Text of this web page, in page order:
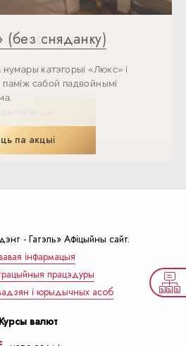
(без сняданку)
катэгорыі «Люкс» і
сабой падвойнымі
па акцыі
сняданку
(FAMILY -)
(без сняданку)
катэгорыі «Люкс» і
сабой падвойнымі
па акцыі
сняданку
(FAMILY -)
- Гатэль» Афіцыйны сайт.
інфармацыя
працэдуры
і юрыдычных асоб
Курсы валют